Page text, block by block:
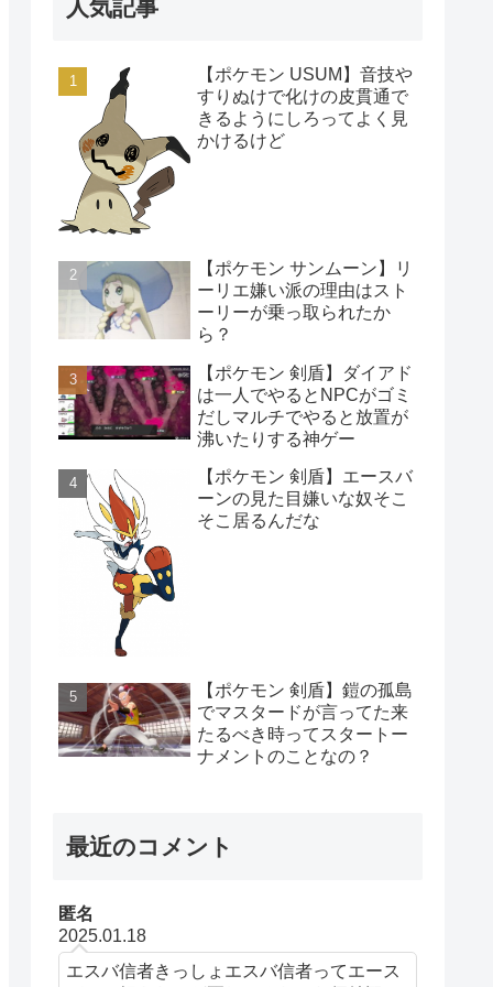
人気記事
【ポケモン USUM】音技や
すりぬけで化けの皮貫通で
きるようにしろってよく見
かけるけど
【ポケモン サンムーン】リ
ーリエ嫌い派の理由はスト
ーリーが乗っ取られたか
ら？
【ポケモン 剣盾】ダイアド
は一人でやるとNPCがゴミ
だしマルチでやると放置が
沸いたりする神ゲー
【ポケモン 剣盾】エースバ
ーンの見た目嫌いな奴そこ
そこ居るんだな
【ポケモン 剣盾】鎧の孤島
でマスタードが言ってた来
たるべき時ってスタートー
ナメントのことなの？
最近のコメント
匿名
2025.01.18
エスバ信者きっしょエスバ信者ってエース